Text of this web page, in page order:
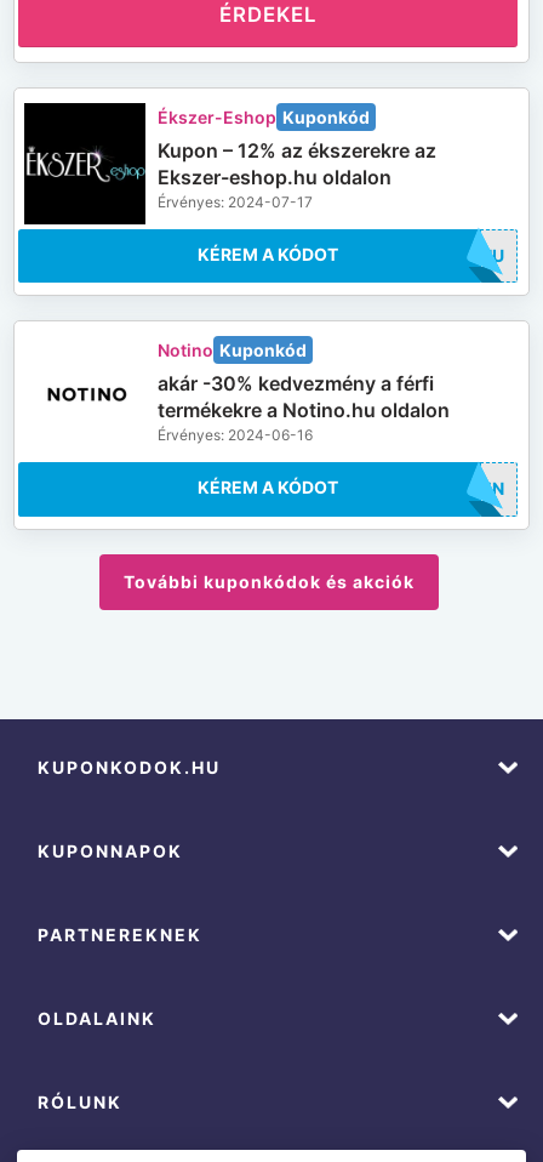
ÉRDEKEL
Ékszer-Eshop Kuponkód
Kupon – 12% az ékszerekre az
Ekszer-eshop.hu oldalon
Érvényes: 2024-07-17
12HU
KÉREM A KÓDOT
Notino Kuponkód
akár -30% kedvezmény a férfi
termékekre a Notino.hu oldalon
Érvényes: 2024-06-16
MEN
KÉREM A KÓDOT
További kuponkódok és akciók
KUPONKODOK.HU
KUPONNAPOK
PARTNEREKNEK
OLDALAINK
RÓLUNK